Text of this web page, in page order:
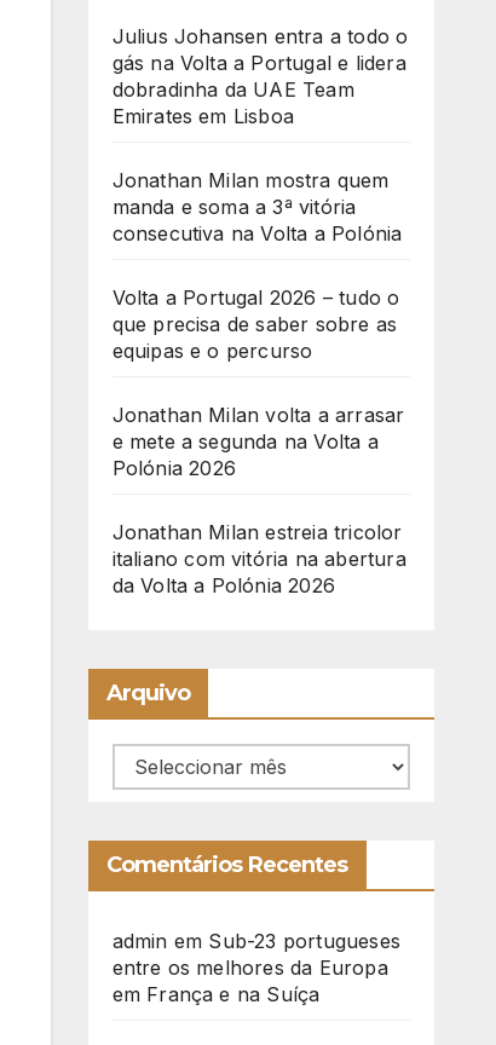
Julius Johansen entra a todo o
gás na Volta a Portugal e lidera
dobradinha da UAE Team
Emirates em Lisboa
Jonathan Milan mostra quem
manda e soma a 3ª vitória
consecutiva na Volta a Polónia
Volta a Portugal 2026 – tudo o
que precisa de saber sobre as
equipas e o percurso
Jonathan Milan volta a arrasar
e mete a segunda na Volta a
Polónia 2026
Jonathan Milan estreia tricolor
italiano com vitória na abertura
da Volta a Polónia 2026
Arquivo
Arquivo
Comentários Recentes
admin em Sub-23 portugueses
entre os melhores da Europa
em França e na Suíça